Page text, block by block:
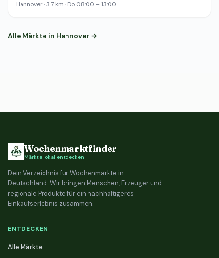
Hannover · 3.7 km · Do 08:00 – 13:00
Alle Märkte in Hannover →
Wochenmarktfinder
Märkte lokal entdecken
Dein Verzeichnis für Wochenmärkte in
Deutschland. Wir bringen Menschen, Erzeuger und
regionale Produkte für ein nachhaltigeres
Einkaufserlebnis zusammen.
ENTDECKEN
Alle Märkte